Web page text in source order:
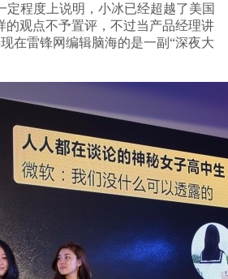
定程度上说明，小冰已经超越了美国
的观点不予置评，不过当产品经理讲
在雷锋网编辑脑海的是一副“深夜大